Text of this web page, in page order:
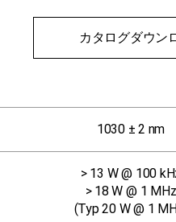
カタログダウ
1030 ± 2 nm
> 13 W @ 100
> 18 W @ 1 MHz
(Typ 20 W @ 1